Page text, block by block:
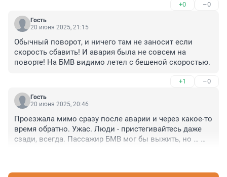
+0 –0
Гость
20 июня 2025, 21:15
Обычный поворот, и ничего там не заносит если
скорость сбавить! И авария была не совсем на
поворте! На БМВ видимо летел с бешеной скоростью.
+1 –0
Гость
20 июня 2025, 20:46
Проезжала мимо сразу после аварии и через какое-то
время обратно. Ужас. Люди - пристегивайтесь даже
сзади, всегда. Пассажир БМВ мог бы выжить, но …